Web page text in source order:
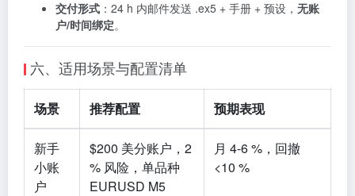
交付形式 ：24 h 内邮件发送 .ex5 + 手册 + 预设， 无账
户/时间绑定。
六、适用场景与配置清单
场景 推荐配置 预期表现
新手
小账
户
$200 美分账户，2
% 风险，单品种
EURUSD M5
月 4-6 %，回撤
<10 %